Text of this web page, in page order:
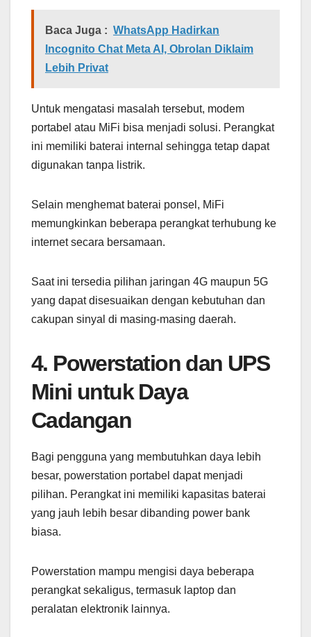
Baca Juga : WhatsApp Hadirkan
Incognito Chat Meta AI, Obrolan Diklaim
Lebih Privat
Untuk mengatasi masalah tersebut, modem
portabel atau MiFi bisa menjadi solusi. Perangkat
ini memiliki baterai internal sehingga tetap dapat
digunakan tanpa listrik.
Selain menghemat baterai ponsel, MiFi
memungkinkan beberapa perangkat terhubung ke
internet secara bersamaan.
Saat ini tersedia pilihan jaringan 4G maupun 5G
yang dapat disesuaikan dengan kebutuhan dan
cakupan sinyal di masing-masing daerah.
4. Powerstation dan UPS
Mini untuk Daya
Cadangan
Bagi pengguna yang membutuhkan daya lebih
besar, powerstation portabel dapat menjadi
pilihan. Perangkat ini memiliki kapasitas baterai
yang jauh lebih besar dibanding power bank
biasa.
Powerstation mampu mengisi daya beberapa
perangkat sekaligus, termasuk laptop dan
peralatan elektronik lainnya.